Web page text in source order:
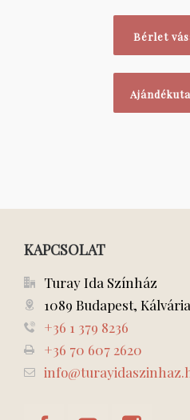
Bérlet
KAPCSOLAT
Turay Ida Színház
1089 Budapest,
+36 1 379 8236
+36 70 607 2620